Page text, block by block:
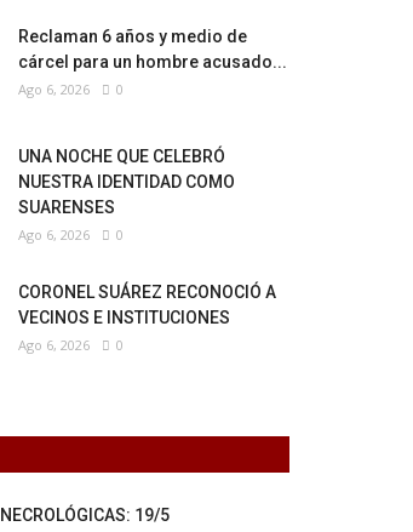
Reclaman 6 años y medio de
cárcel para un hombre acusado...
Ago 6, 2026 0
UNA NOCHE QUE CELEBRÓ
NUESTRA IDENTIDAD COMO
SUARENSES
Ago 6, 2026 0
CORONEL SUÁREZ RECONOCIÓ A
VECINOS E INSTITUCIONES
Ago 6, 2026 0
NECROLÓGICAS: 19/5